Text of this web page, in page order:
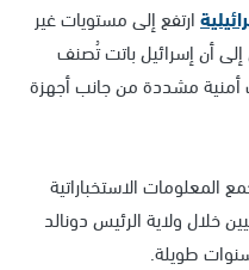
ارتفع إلى مستويات غير
إلى أن إسرائيل باتت تُصنف
أمنية مشددة من جانب أجهزة
المعلومات الاستخباراتية
خلال ولاية الرئيس دونالد
سنوات طويلة.